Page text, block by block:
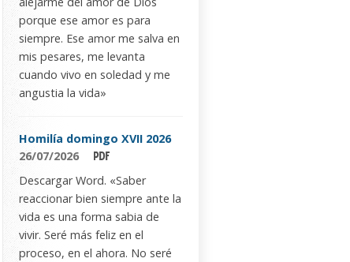
porque ese amor es para
siempre. Ese amor me salva en
mis pesares, me levanta
cuando vivo en soledad y me
angustia la vida»
Homilía domingo XVII 2026
26/07/2026
Descargar Word. «Saber
reaccionar bien siempre ante la
vida es una forma sabia de
vivir. Seré más feliz en el
proceso, en el ahora. No seré